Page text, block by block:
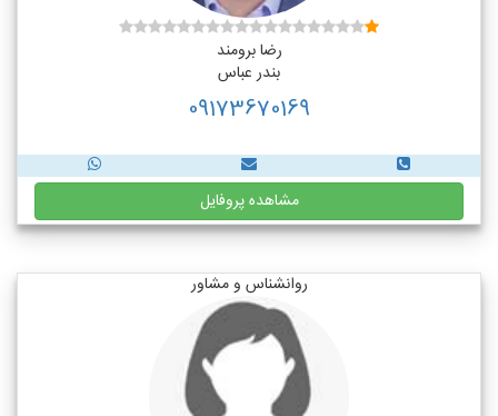
رضا برومند
بندر عباس
09173670169
مشاهده پروفایل
روانشناس و مشاور